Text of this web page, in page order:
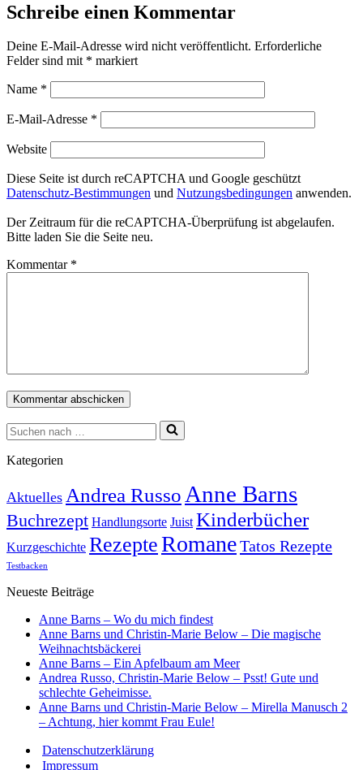
Schreibe einen Kommentar
Deine E-Mail-Adresse wird nicht veröffentlicht. Erforderliche
Felder sind mit * markiert
Name *
E-Mail-Adresse *
Website
Diese Seite ist durch reCAPTCHA und Google geschützt
Datenschutz-Bestimmungen und Nutzungsbedingungen anwenden.
Der Zeitraum für die reCAPTCHA-Überprüfung ist abgelaufen.
Bitte laden Sie die Seite neu.
Kommentar *
Suchen
nach …
Kategorien
Aktuelles Andrea RussoAnne Barns
Buchrezept Handlungsorte Juist Kinderbücher
Kurzgeschichte RezepteRomaneTatos Rezepte
Testbacken
Neueste Beiträge
Anne Barns – Wo du mich findest
Anne Barns und Christin-Marie Below – Die magische
Weihnachtsbäckerei
Anne Barns – Ein Apfelbaum am Meer
Andrea Russo, Christin-Marie Below – Psst! Gute und
schlechte Geheimisse.
Anne Barns und Christin-Marie Below – Mirella Manusch 2
– Achtung, hier kommt Frau Eule!
Datenschutzerklärung
Impressum